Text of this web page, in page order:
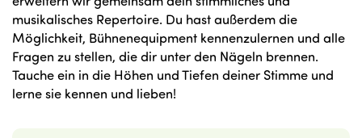
musikalisches Repertoire. Du hast außerdem die
Möglichkeit, Bühnenequipment kennenzulernen und alle
Fragen zu stellen, die dir unter den Nägeln brennen.
Tauche ein in die Höhen und Tiefen deiner Stimme und
lerne sie kennen und lieben!